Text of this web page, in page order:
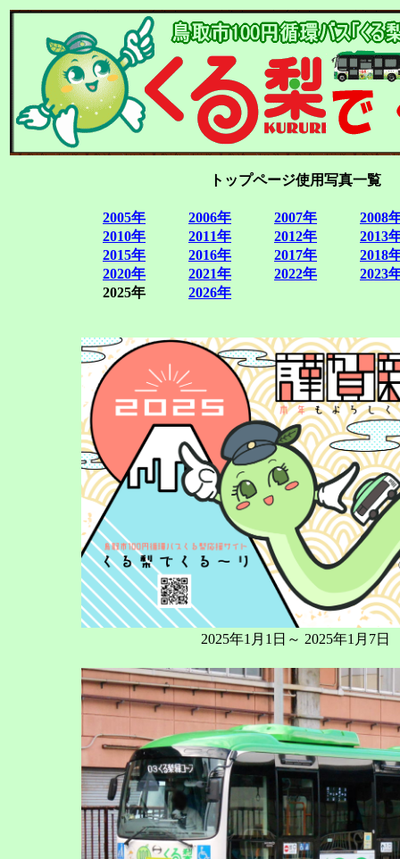
トップページ使用写真一覧
2005年 2006年 2007年
2008
2010年
2011年 2012年
2013
2015年
2016年 2017年
2018
2020年
2021年 2022年
2023
2025年 2026年
2025年1月1日～ 2025年1月7日